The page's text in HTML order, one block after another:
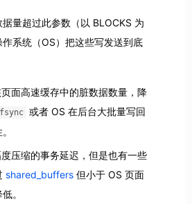
量超过此参数（以 BLOCKS 为
系统（OS）把这些写发送到底
面高速缓存中的脏数据数量，降
fsync
或者 OS 在后台大批量写回
压缩的事务延迟，但是也有一些
shared_buffers但小于 OS 页面
。